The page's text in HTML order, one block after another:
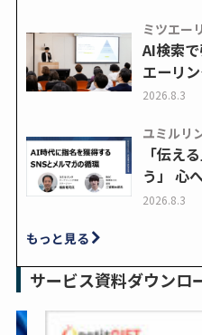
ミツエー
AI検索
エーリ
2026.8.3
ユミルリ
「伝え
う」 心
2026.8.3
もっと見る
サービス資料ダウンロ